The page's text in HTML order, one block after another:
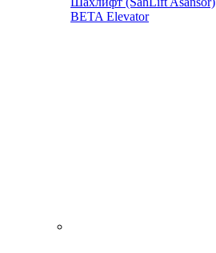
BETA Elevator